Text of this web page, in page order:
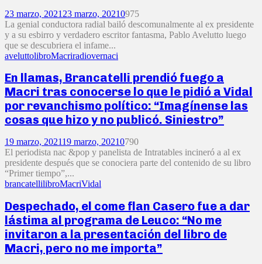
23 marzo, 2021 23 marzo, 20210975
La genial conductora radial bailó descomunalmente al ex presidente
y a su esbirro y verdadero escritor fantasma, Pablo Avelutto luego
que se descubriera el infame...
aveluttolibroMacriradiovernaci
En llamas, Brancatelli prendió fuego a
Macri tras conocerse lo que le pidió a Vidal
por revanchismo político: “Imagínense las
cosas que hizo y no publicó. Siniestro”
19 marzo, 202119 marzo, 20210790
El periodista nac &pop y panelista de Intratables incineró a al ex
presidente después que se conociera parte del contenido de su libro
“Primer tiempo”,...
brancatellilibroMacriVidal
Despechado, el come flan Casero fue a dar
lástima al programa de Leuco: “No me
invitaron a la presentación del libro de
Macri, pero no me importa”